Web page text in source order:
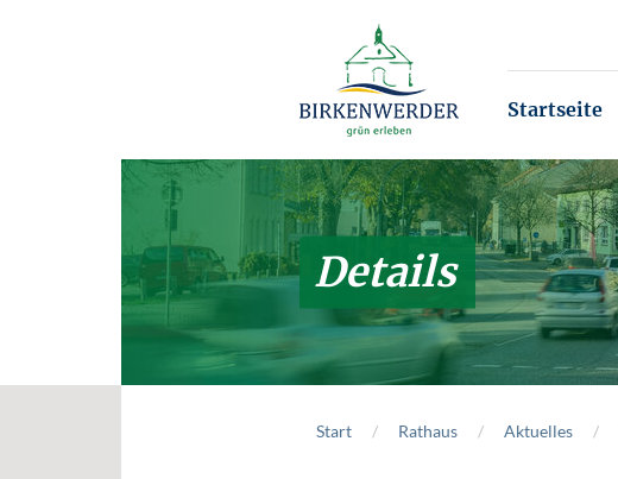
Startseite
Details
Start Rathaus Aktuelles